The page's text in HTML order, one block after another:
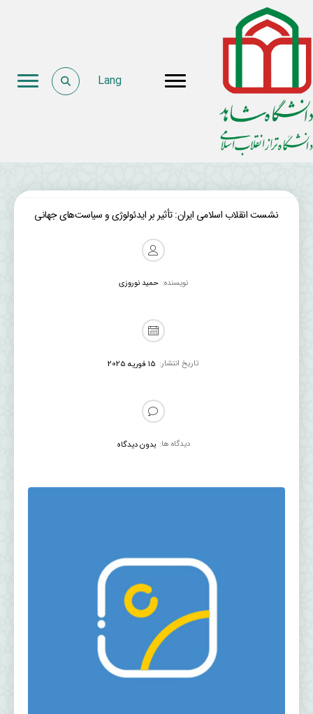
Lang
نشست انقلاب اسلامی ایران: تأثیر بر ایدئولوژی و سیاست‌های جهانی
نویسنده: حمید نوروزی
تاریخ انتشار: 15 فوریه 2025
دیدگاه ها: بدون دیدگاه